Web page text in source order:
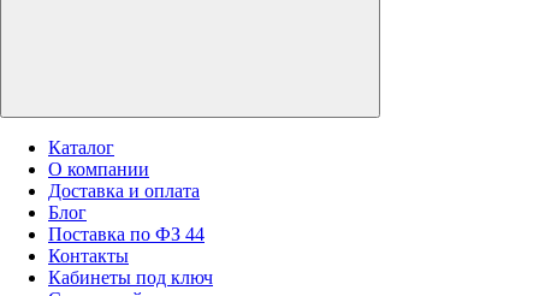
Каталог
О компании
Доставка и оплата
Блог
Поставка по ФЗ 44
Контакты
Кабинеты под ключ